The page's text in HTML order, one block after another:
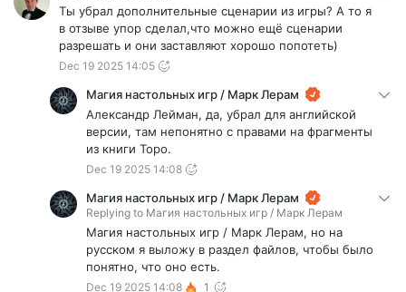
Ты убрал дополнительные сценарии из игры? А то я
в отзыве упор сделал,что можно ещё сценарии
разрешать и они заставляют хорошо попотеть)
Dec 19 2025 14:05
Магия настольных игр / Марк Лерам
Александр Лейман, да, убрал для английской
версии, там непонятно с правами на фрагменты
из книги Торо.
Dec 19 2025 14:08
Магия настольных игр / Марк Лерам
Replying to Магия настольных игр / Марк Лерам
Магия настольных игр / Марк Лерам, но на
русском я выложу в раздел файлов, чтобы было
понятно, что оно есть.
Dec 19 2025 14:08 1